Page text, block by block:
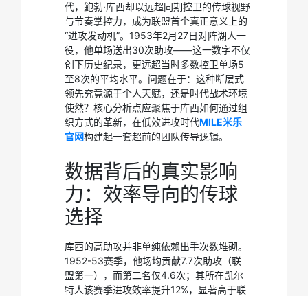
代，鲍勃·库西却以远超同期控卫的传球视野
与节奏掌控力，成为联盟首个真正意义上的
“进攻发动机”。1953年2月27日对阵湖人一
役，他单场送出30次助攻——这一数字不仅
创下历史纪录，更远超当时多数控卫单场5
至8次的平均水平。问题在于：这种断层式
领先究竟源于个人天赋，还是时代战术环境
使然？核心分析点应聚焦于库西如何通过组
织方式的革新，在低效进攻时代MILE米乐
官网构建起一套超前的团队传导逻辑。
数据背后的真实影响
力：效率导向的传球
选择
库西的高助攻并非单纯依赖出手次数堆砌。
1952-53赛季，他场均贡献7.7次助攻（联
盟第一），而第二名仅4.6次；其所在凯尔
特人该赛季进攻效率提升12%，显著高于联